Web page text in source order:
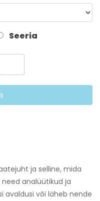
Seeria
ja selline, mida
analüütikud ja
või läheb nende